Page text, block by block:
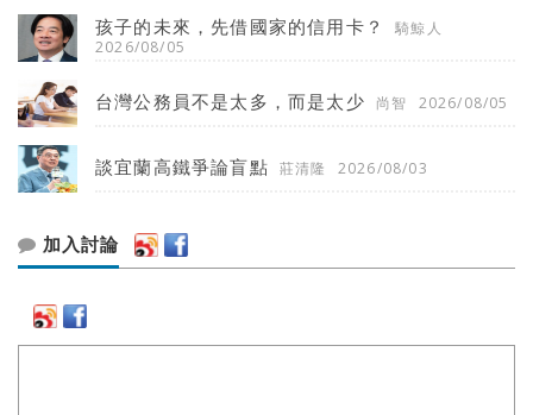
孩子的未來，先借國家的信用卡？
騎鯨人
2026/08/05
台灣公務員不是太多，而是太少 尚智 2026/08/05
談宜蘭高鐵爭論盲點 莊清隆 2026/08/03
加入討論